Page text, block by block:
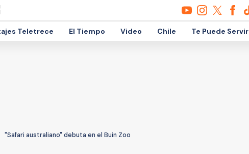
Teletrece El Tiempo Video Chile Te Puede Servir
"Safari australiano" debuta en el Buin Zoo